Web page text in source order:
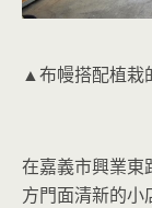
▲布幔搭配植栽
在嘉義市興業東
方門面清新的小